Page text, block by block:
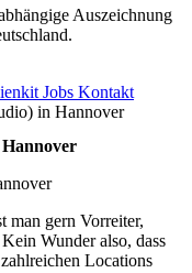
Auszeichnung
Jobs Kontakt
in Hannover
man gern Vorreiter,
Wunder also, dass
Locations